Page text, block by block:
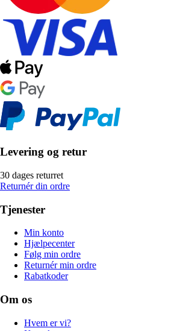
Levering og retur
30 dages returret
Returnér din ordre
Tjenester
Min konto
Hjælpecenter
Følg min ordre
Returnér min ordre
Rabatkoder
Om os
Hvem er vi?